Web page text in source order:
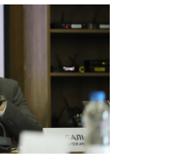
войск
Система